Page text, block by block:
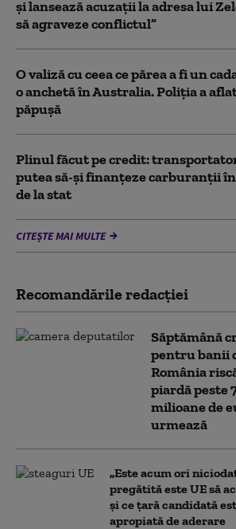
și lansează acuzații la adresa lui
să agraveze conflictul”
O valiză cu ceea ce părea a fi un
o anchetă în Australia. Poliția a
păpușă
Plinul făcut pe credit:
putea să-și finanțeze carburanții
de la stat
CITEȘTE MAI MULTE
Recomandările redacţiei
Săptămână
pentru banii
România
piardă peste
milioane de
urmează
„Este acum ori
pregătită este UE să
și ce țară candidată
apropiată de aderare